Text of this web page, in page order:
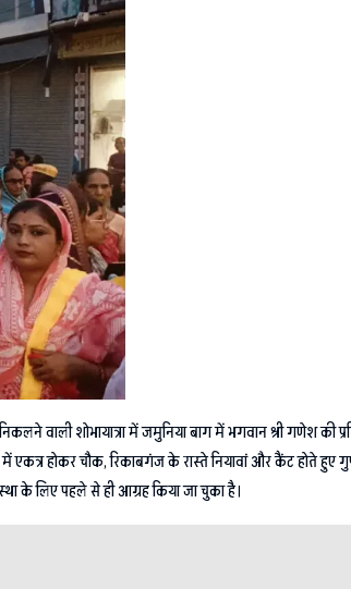
वाली शोभायात्रा में जमुनिया बाग में भगवान श्री गणेश की
में एकत्र होकर चौक, रिकाबगंज के रास्ते नियावां और कैंट होते हुए
के लिए पहले से ही आग्रह किया जा चुका है।